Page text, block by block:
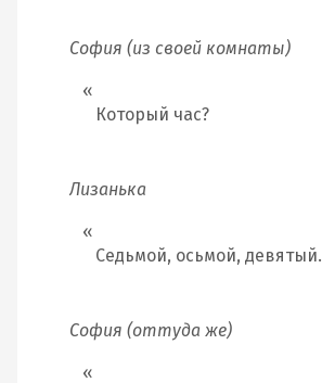
София (из своей комнаты)
Который час?
Лизанька
Седьмой, осьмой, девятый.
София (оттуда же)